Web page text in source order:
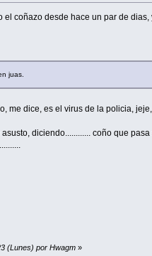
el coñazo desde hace un par de
juas.
me dice, es el virus de la policia,
diciendo............ coño que
(Lunes) por Hwagm »